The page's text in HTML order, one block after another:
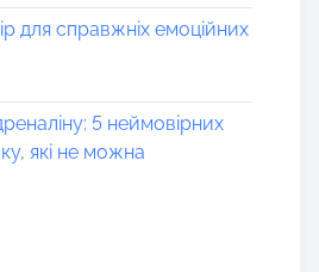
для справжніх емоційних
5 неймовірних
які не можна